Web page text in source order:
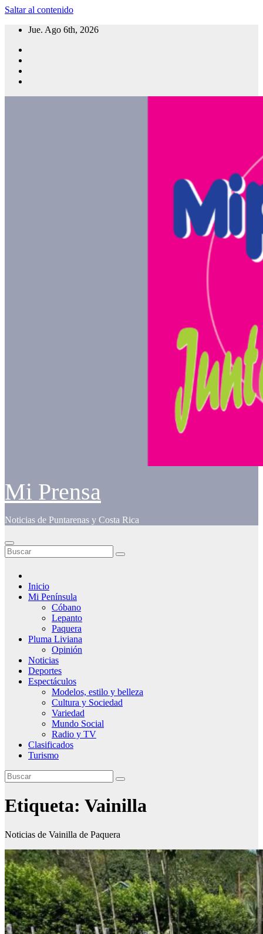
Saltar al contenido
Jue. Ago 6th, 2026
Mi Prensa
Noticias de Puntarenas y Costa Rica
Inicio
Mi Península
Cóbano
Lepanto
Paquera
Pluma Liviana
Opinión
Noticias
Deportes
Espectáculos
Modelos, estilo y belleza
Cultura y Sociedad
Variedad
Mundo Social
Radio y TV
Clasificados
Turismo
Etiqueta: Vainilla
Noticias de Vainilla de Paquera